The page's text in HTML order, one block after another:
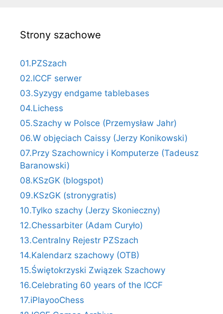
Strony szachowe
01.PZSzach
02.ICCF serwer
03.Syzygy endgame tablebases
04.Lichess
05.Szachy w Polsce (Przemysław Jahr)
06.W objęciach Caissy (Jerzy Konikowski)
07.Przy Szachownicy i Komputerze (Tadeusz
Baranowski)
08.KSzGK (blogspot)
09.KSzGK (stronygratis)
10.Tylko szachy (Jerzy Skonieczny)
12.Chessarbiter (Adam Curyło)
13.Centralny Rejestr PZSzach
14.Kalendarz szachowy (OTB)
15.Świętokrzyski Związek Szachowy
16.Celebrating 60 years of the ICCF
17.iPlayooChess